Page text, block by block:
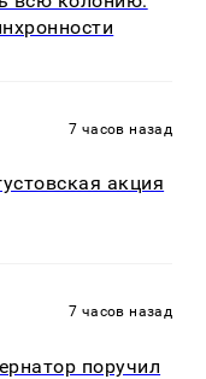
7 часов назад
акция
7 часов назад
поручил